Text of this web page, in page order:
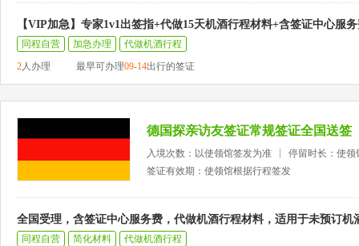
【VIP加急】专家1v1出签指+代做15天机酒行程材料+含签证中心服
同程自营 加急办理
代做机酒行程
2人办理 最早可办理09-14出行的签证
德国探亲访友签证常规签证全国送签
入境次数：以使领馆签发为准
停留时长：使领
签证有效期：使领馆根据行程签发
全国受理，含签证中心服务费，代做机酒行程材料，适用于未预订机
同程自营 简化材料
代做机酒行程